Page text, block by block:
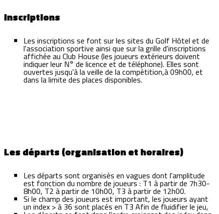
Inscriptions
Les inscriptions se font sur les sites du Golf Hôtel et de
l'association sportive ainsi que sur la grille d'inscriptions
affichée au Club House (les joueurs extérieurs doivent
indiquer leur N° de licence et de téléphone). Elles sont
ouvertes jusqu'à la veille de la compétition,à 09h00, et
dans la limite des places disponibles.
Les départs (organisation et horaires)
Les départs sont organisés en vagues dont l'amplitude
est fonction du nombre de joueurs : T1 à partir de 7h30-
8h00, T2 à partir de 10h00, T3 à partir de 12h00.
Si le champ des joueurs est important, les joueurs ayant
un index > à 36 sont placés en T3 Afin de fluidifier le jeu,